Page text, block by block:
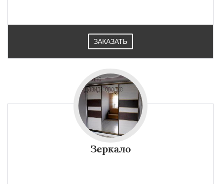
ЗАКАЗАТЬ
Зеркало